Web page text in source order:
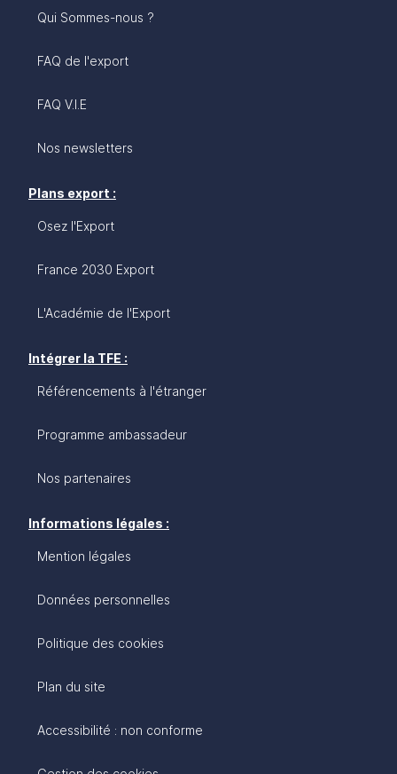
Qui Sommes-nous ?
FAQ de l'export
FAQ V.I.E
Nos newsletters
Plans export :
Osez l'Export
France 2030 Export
L'Académie de l'Export
Intégrer la TFE :
Référencements à l'étranger
Programme ambassadeur
Nos partenaires
Informations légales :
Mention légales
Données personnelles
Politique des cookies
Plan du site
Accessibilité : non conforme